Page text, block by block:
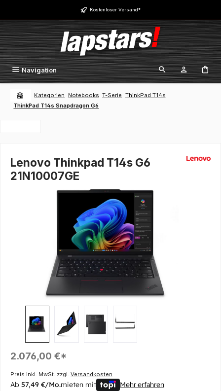
Zum Hauptinhalt springen Kostenloser Versand*
Navigation
Kategorien Notebooks T-Serie ThinkPad T14s
ThinkPad T14s Snapdragon G6
Lenovo Thinkpad T14s G6
21N10007GE
Bildergalerie überspringen
Regulärer Preis:
2.076,00 €*
Preis inkl. MwSt. zzgl. Versandkosten
Ab 57,49 €/Mo.mieten mit Mehr erfahren